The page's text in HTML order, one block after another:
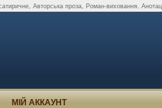
Авторська проза, Роман-виховання.
МІЙ АККАУНТ